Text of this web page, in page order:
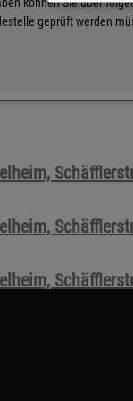
geprüft werden